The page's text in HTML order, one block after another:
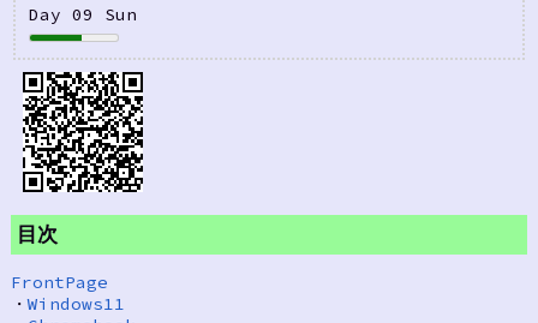
Day 09 Sun
目次
FrontPage
・Windows11